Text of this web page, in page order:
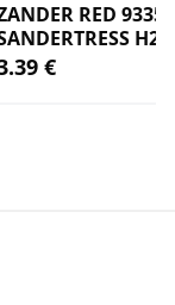
RED 9335
H2
€